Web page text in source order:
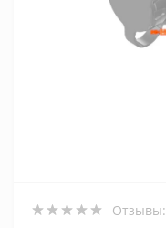
Отзывы: